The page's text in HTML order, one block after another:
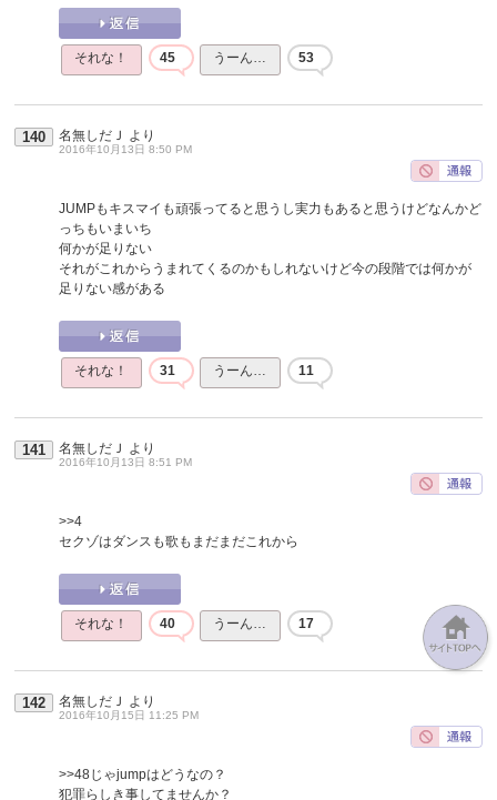
それな！ 45 うーん… 53
140 名無しだＪ より
2016年10月13日 8:50 PM
JUMPもキスマイも頑張ってると思うし実力もあると思うけどなんかど
っちもいまいち
何かが足りない
それがこれからうまれてくるのかもしれないけど今の段階では何かが
足りない感がある
それな！ 31 うーん… 11
141 名無しだＪ より
2016年10月13日 8:51 PM
>>4
セクゾはダンスも歌もまだまだこれから
それな！ 40 うーん… 17
142 名無しだＪ より
2016年10月15日 11:25 PM
>>48じゃjumpはどうなの？
犯罪らしき事してませんか？